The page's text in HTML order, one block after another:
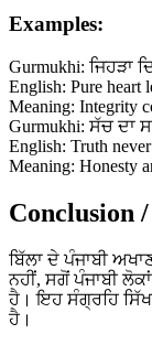
Examples:
Gurmukhi: ਜਿਹੜਾ
English: Pure heart
Meaning: Integrity
Gurmukhi: ਸੱਚ ਦਾ
English: Truth
Meaning: Honesty
Conclusion
ਬਿੱਲਾ ਦੇ ਪੰਜਾਬੀ
ਨਹੀਂ, ਸਗੋਂ ਪੰਜਾਬੀ
ਹੈ। ਇਹ ਸੰਗ੍ਰਹਿ
ਹੈ।